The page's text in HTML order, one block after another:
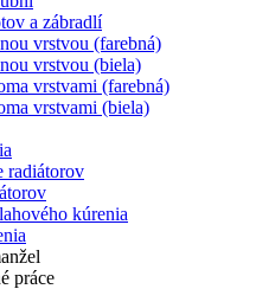
a zábradlí
vrstvou (farebná)
vrstvou (biela)
vrstvami (farebná)
vrstvami (biela)
radiátorov
kúrenia
práce